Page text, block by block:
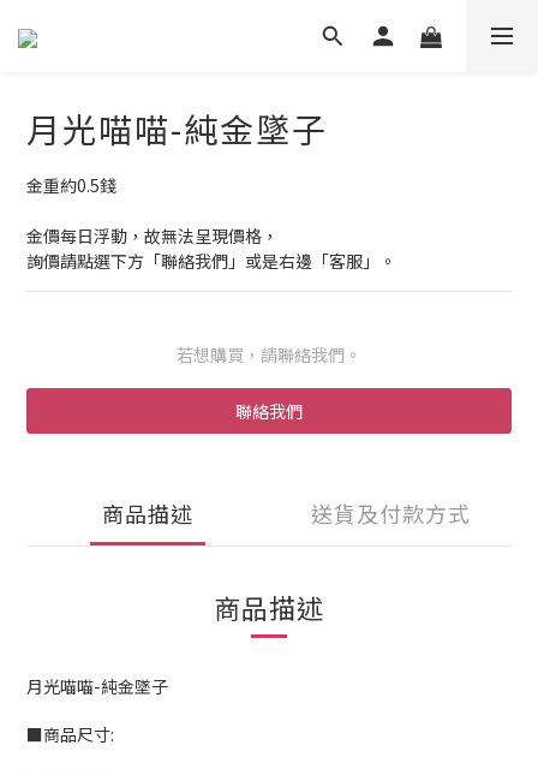
月光喵喵-純金墜子
金重約0.5錢
金價每日浮動，故無法呈現價格，
詢價請點選下方「聯絡我們」或是右邊「客服」。
若想購買，請聯絡我們。
聯絡我們
商品描述 送貨及付款方式
商品描述
月光喵喵-純金墜子
■商品尺寸: